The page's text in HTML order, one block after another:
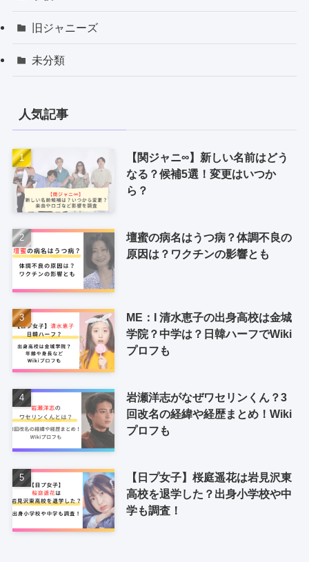
旧ジャニーズ
未分類
人気記事
【関ジャニ∞】新しい名前はどう
なる？候補5選！変更はいつか
ら？
壇蜜の病名はうつ病？体調不良の
原因は？ワクチンの影響とも
ME：I 清水恵子の出身高校は金城
学院？中学は？日韓ハーフでWiki
プロフも
岩瀬洋志がなぜワセリンくん？3
回改名の経緯や経歴まとめ！Wiki
プロフも
【日プ女子】桜庭遥花は岩見沢東
高校を退学した？出身小学校や中
学も調査！